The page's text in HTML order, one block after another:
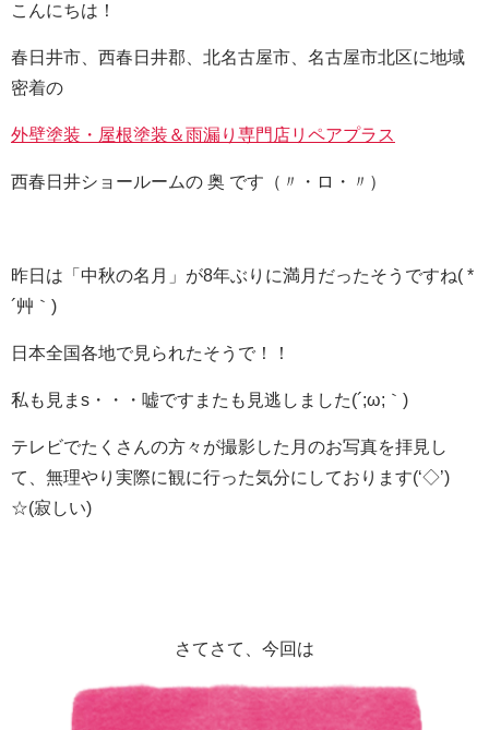
こんにちは！
春日井市、西春日井郡、北名古屋市、名古屋市北区に地域
密着の
外壁塗装・屋根塗装＆雨漏り専門店リペアプラス
西春日井ショールームの 奥 です（〃・ロ・〃）ゞ
昨日は「中秋の名月」が8年ぶりに満月だったそうですね( *
´艸｀)
日本全国各地で見られたそうで！！
私も見まs・・・嘘ですまたも見逃しました(´;ω;｀)
テレビでたくさんの方々が撮影した月のお写真を拝見し
て、無理やり実際に観に行った気分にしております(‘◇’)ゞ
☆(寂しい)
さてさて、今回は